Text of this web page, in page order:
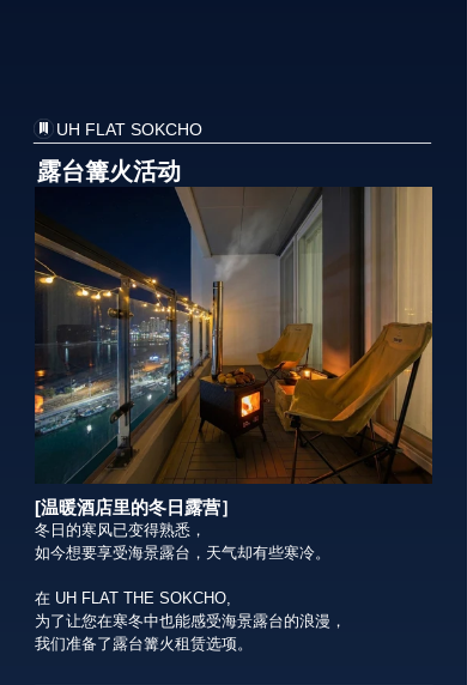
UH FLAT SOKCHO
露台篝火活动
[温暖酒店里的冬日露营］
冬日的寒风已变得熟悉，
如今想要享受海景露台，天气却有些寒冷。
在 UH FLAT THE SOKCHO,
为了让您在寒冬中也能感受海景露台的浪漫，
我们准备了露台篝火租赁选项。